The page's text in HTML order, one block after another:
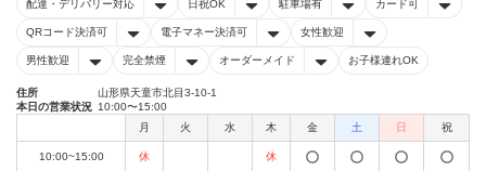
配達・デリバリー対応 日祝OK 駐車場有 カード可
QRコード決済可 電子マネー決済可 女性歓迎
男性歓迎 完全禁煙 オーダーメイド お子様連れOK
住所
山形県天童市北目3-10-1
本日の営業状況 10:00〜15:00
月
火 水 木 金 土 日 祝
10:00~15:00 休 休